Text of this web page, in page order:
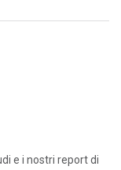
e i nostri report di